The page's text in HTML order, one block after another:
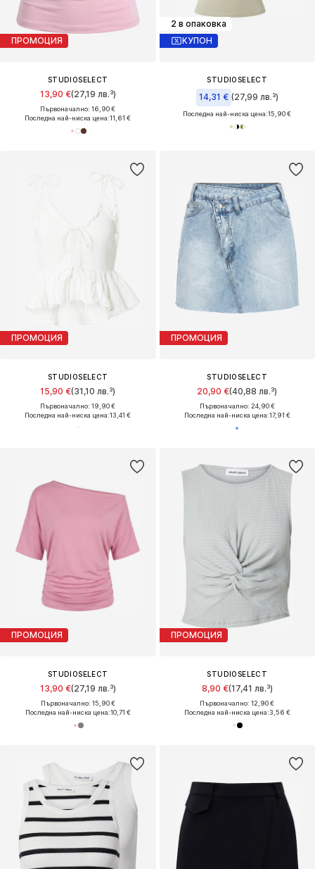
ПРОМОЦИЯ
STUDIOSELECT
13,90 €(27,19 лв.³)
Първоначално: 16,90 €
Последна най-ниска цена:11,61 €
2 в опаковка
КУПОН
STUDIOSELECT
14,31 € (27,99 лв.³)
Последна най-ниска цена:15,90 €
ПРОМОЦИЯ
STUDIOSELECT
15,90 €(31,10 лв.³)
Първоначално: 19,90 €
Последна най-ниска цена:13,41 €
ПРОМОЦИЯ
STUDIOSELECT
20,90 €(40,88 лв.³)
Първоначално: 24,90 €
Последна най-ниска цена:17,91 €
ПРОМОЦИЯ
STUDIOSELECT
13,90 €(27,19 лв.³)
Първоначално: 15,90 €
Последна най-ниска цена:10,71 €
ПРОМОЦИЯ
STUDIOSELECT
8,90 €(17,41 лв.³)
Първоначално: 12,90 €
Последна най-ниска цена:3,56 €